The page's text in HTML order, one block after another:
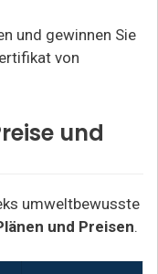
und gewinnen Sie
von
und
umweltbewusste
und Preisen.